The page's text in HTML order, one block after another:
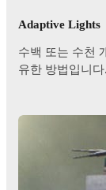
Adaptive Lights
수백 또는 수천
유한 방법입니다.